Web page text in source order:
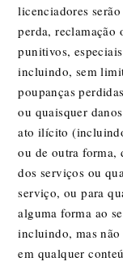
licenciadores
perda, reclamação
punitivos,
incluindo, sem
poupanças
ou quaisquer
ato ilícito
ou de outra forma,
dos serviços ou
serviço, ou para
alguma forma ao
incluindo, mas
em qualquer